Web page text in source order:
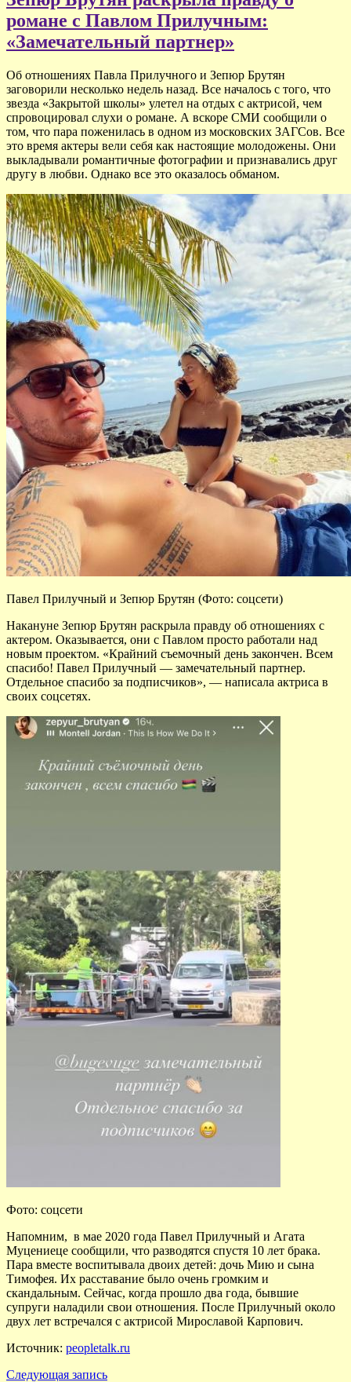
романе с Павлом Прилучным:
«Замечательный партнер»
Об отношениях Павла Прилучного и Зепюр Брутян
заговорили несколько недель назад. Все началось с того, что
звезда «Закрытой школы» улетел на отдых с актрисой, чем
спровоцировал слухи о романе. А вскоре СМИ сообщили о
том, что пара поженилась в одном из московских ЗАГСов. Все
это время актеры вели себя как настоящие молодожены. Они
выкладывали романтичные фотографии и признавались друг
другу в любви. Однако все это оказалось обманом.
Павел Прилучный и Зепюр Брутян (Фото: соцсети)
Накануне Зепюр Брутян раскрыла правду об отношениях с
актером. Оказывается, они с Павлом просто работали над
новым проектом. «Крайний съемочный день закончен. Всем
спасибо! Павел Прилучный — замечательный партнер.
Отдельное спасибо за подписчиков», — написала актриса в
своих соцсетях.
Фото: соцсети
Напомним, в мае 2020 года Павел Прилучный и Агата
Муцениеце сообщили, что разводятся спустя 10 лет брака.
Пара вместе воспитывала двоих детей: дочь Мию и сына
Тимофея. Их расставание было очень громким и
скандальным. Сейчас, когда прошло два года, бывшие
супруги наладили свои отношения. После Прилучный около
двух лет встречался с актрисой Мирославой Карпович.
Источник: peopletalk.ru
Следующая запись